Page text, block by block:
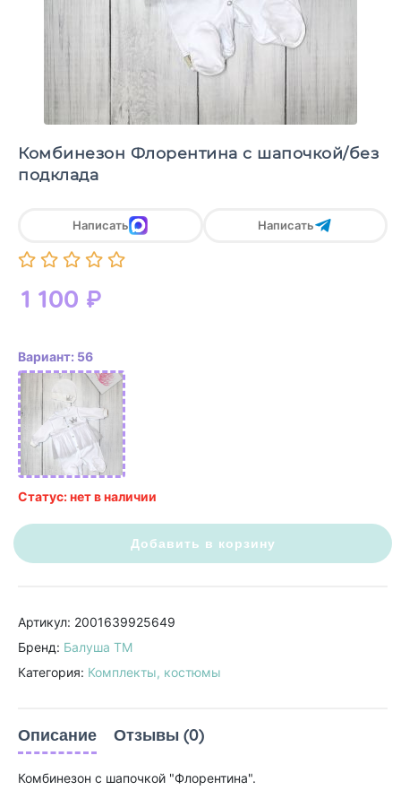
Комбинезон Флорентина с шапочкой/без
подклада
1 100 ₽
Написать Написать
Вариант: 56
Статус: нет в наличии
Добавить в корзину
Артикул: 2001639925649
Бренд: Балуша ТМ
Категория: Комплекты, костюмы
Описание Отзывы (0)
Комбинезон с шапочкой "Флорентина".